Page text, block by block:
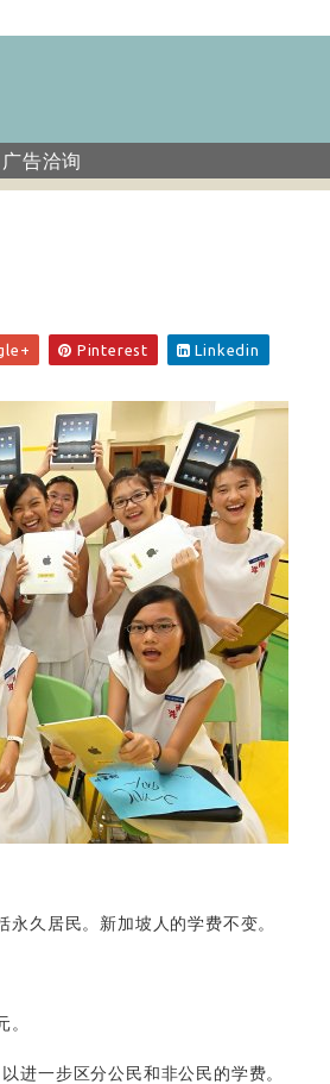
广告洽询
Pinterest Linkedin
久居民。新加坡人的学费不变。
。
进一步区分公民和非公民的学费。